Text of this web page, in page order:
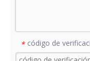
* código de